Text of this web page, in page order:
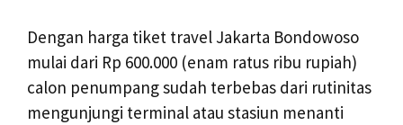
Dengan harga tiket travel Jakarta Bondowoso
mulai dari Rp 600.000 (enam ratus ribu rupiah)
calon penumpang sudah terbebas dari rutinitas
mengunjungi terminal atau stasiun menanti